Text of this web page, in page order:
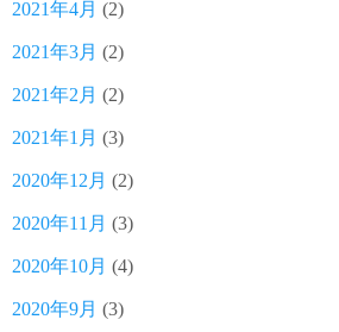
2021年4月 (2)
2021年3月 (2)
2021年2月 (2)
2021年1月 (3)
2020年12月 (2)
2020年11月 (3)
2020年10月 (4)
2020年9月 (3)